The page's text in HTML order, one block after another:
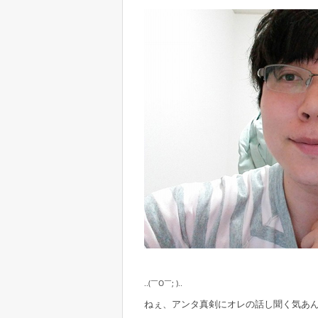
..(￣O￣; )..
ねぇ、アンタ真剣にオレの話し聞く気あ